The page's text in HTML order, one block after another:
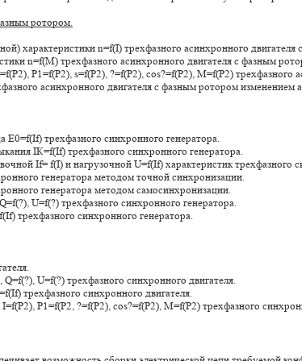
ротором.
характеристики n=f(I) трехфазного асинхронного
n=f(M) трехфазного асинхронного двигателя с фазным
P1=f(P2), s=f(P2), ?=f(P2), cos?=f(P2), M=f(P2) трехфазного
асинхронного двигателя с фазным ротором изменением
E0=f(If) трехфазного синхронного генератора.
IК=f(If) трехфазного синхронного генератора.
If= f(I) и нагрузочной U=f(If) характеристик трехфазного
генератора методом точной синхронизации.
генератора методом самосинхронизации.
U=f(?) трехфазного синхронного генератора.
трехфазного синхронного генератора.
U=f(?) трехфазного синхронного двигателя.
трехфазного синхронного двигателя.
P1=f(P2, ?=f(P2), cos?=f(P2), M=f(P2) трехфазного